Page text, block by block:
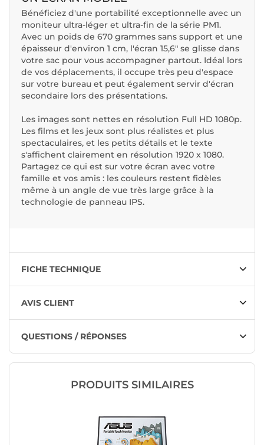
Bénéficiez d'une portabilité exceptionnelle avec un
moniteur ultra-léger et ultra-fin de la série PM1.
Avec un poids de 670 grammes sans support et une
épaisseur d'environ 1 cm, l'écran 15,6" se glisse dans
votre sac pour vous accompagner partout. Idéal lors
de vos déplacements, il occupe très peu d'espace
sur votre bureau et peut également servir d'écran
secondaire lors des présentations.
Les images sont nettes en résolution Full HD 1080p.
Les films et les jeux sont plus réalistes et plus
spectaculaires, et les petits détails et le texte
s'affichent clairement en résolution 1920 x 1080.
Partagez ce qui est sur votre écran avec votre
famille et vos amis : les couleurs restent fidèles
même à un angle de vue très large grâce à la
technologie de panneau IPS.
FICHE TECHNIQUE
AVIS CLIENT
QUESTIONS / RÉPONSES
PRODUITS SIMILAIRES